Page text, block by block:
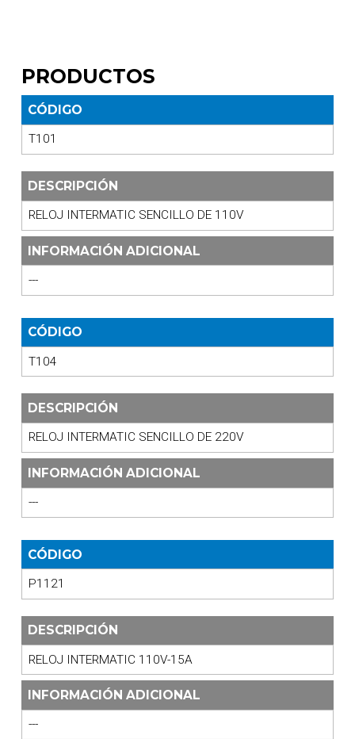
PRODUCTOS
CÓDIGO
T101
DESCRIPCIÓN
RELOJ INTERMATIC SENCILLO DE 110V
INFORMACIÓN ADICIONAL
---
CÓDIGO
T104
DESCRIPCIÓN
RELOJ INTERMATIC SENCILLO DE 220V
INFORMACIÓN ADICIONAL
---
CÓDIGO
P1121
DESCRIPCIÓN
RELOJ INTERMATIC 110V-15A
INFORMACIÓN ADICIONAL
---